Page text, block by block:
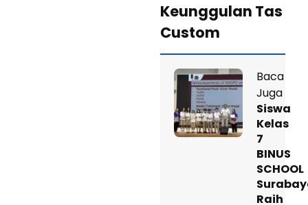
Keunggulan Tas
Custom
Baca
Juga
Siswa
Kelas
7
BINUS
SCHOOL
Raih